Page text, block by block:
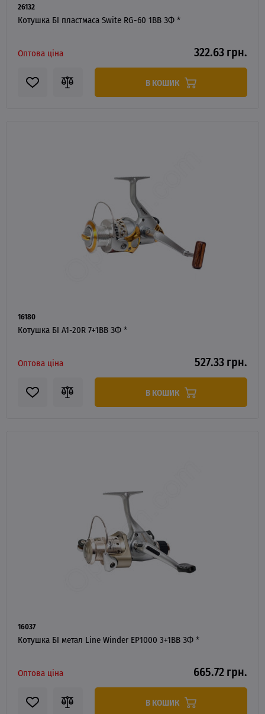
26132
Котушка БІ пластмаса Swite RG-60 1BB ЗФ *
Оптова ціна 322.63 грн.
В КОШИК
16180
Котушка БІ A1-20R 7+1BB ЗФ *
Оптова ціна 527.33 грн.
В КОШИК
16037
Котушка БІ метал Line Winder EP1000 3+1BB ЗФ *
Оптова ціна 665.72 грн.
В КОШИК